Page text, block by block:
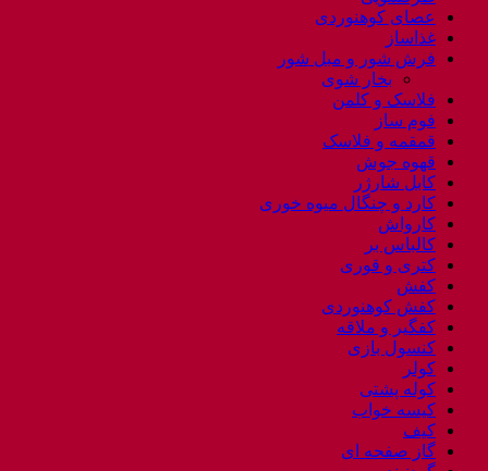
عصای کوهنوردی
غذاساز
فرش شور و مبل شور
بخار شوی
فلاسک و کلمن
فوم ساز
قمقمه و فلاسک
قهوه جوش
کابل شارژر
کارد و چنگال میوه خوری
کارواش
کالباس بر
کتری و قوری
کفش
کفش کوهنوردی
کفگیر و ملاقه
کنسول بازی
کولر
کوله پشتی
کیسه خواب
کیف
گاز صفحه ای